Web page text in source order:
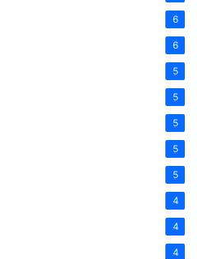
6
6
5
5
5
5
5
4
4
4